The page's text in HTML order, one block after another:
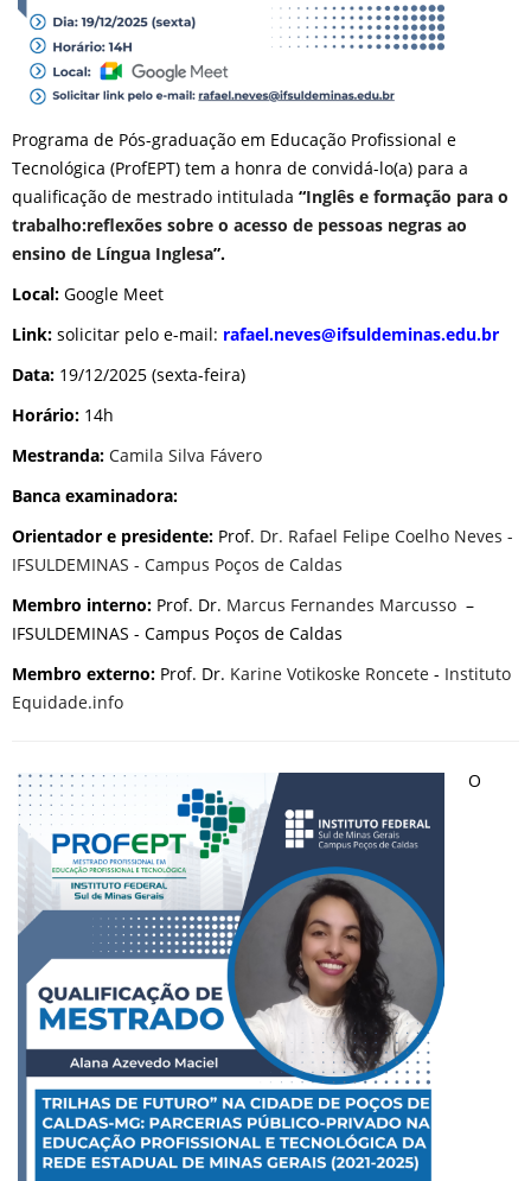
Programa de Pós-graduação em Educação Profissional e
Tecnológica (ProfEPT) tem a honra de convidá-lo(a) para a
qualificação de mestrado intitulada “Inglês e formação para o
trabalho:reflexões sobre o acesso de pessoas negras ao
ensino de Língua Inglesa”.
Local: Google Meet
Link: solicitar pelo e-mail: rafael.neves@ifsuldeminas.edu.br
Data: 19/12/2025 (sexta-feira)
Horário: 14h
Mestranda: Camila Silva Fávero
Banca examinadora:
Orientador e presidente: Prof. Dr. Rafael Felipe Coelho Neves -
IFSULDEMINAS - Campus Poços de Caldas
Membro interno: Prof. Dr. Marcus Fernandes Marcusso –
IFSULDEMINAS - Campus Poços de Caldas
Membro externo: Prof. Dr. Karine Votikoske Roncete - Instituto
Equidade.info
O